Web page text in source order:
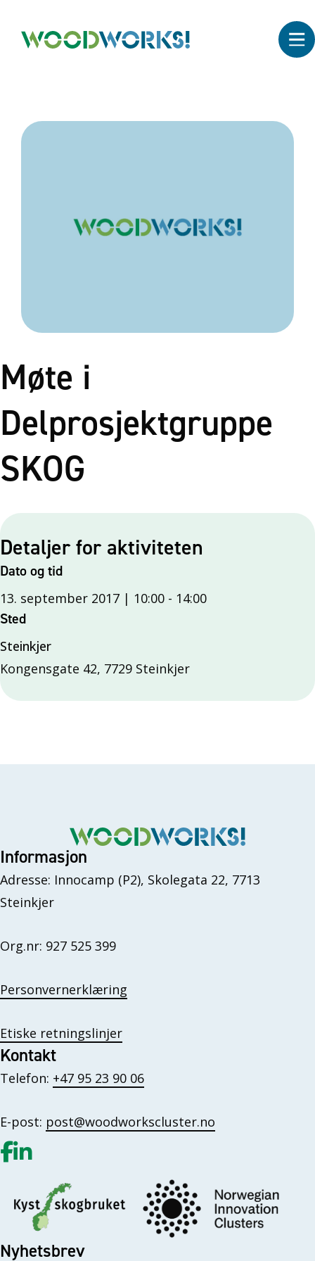
Møte i
Delprosjektgruppe
SKOG
Detaljer for aktiviteten
Dato og tid
13. september 2017 | 10:00 - 14:00
Sted
Steinkjer
Kongensgate 42, 7729 Steinkjer
Informasjon
Adresse: Innocamp (P2), Skolegata 22, 7713
Steinkjer
Org.nr: 927 525 399
Personvernerklæring
Etiske retningslinjer
Kontakt
Telefon: +47 95 23 90 06
E-post: post@woodworkscluster.no
Gå til vår Facebook
Gå til vår LinkedIn
Nyhetsbrev